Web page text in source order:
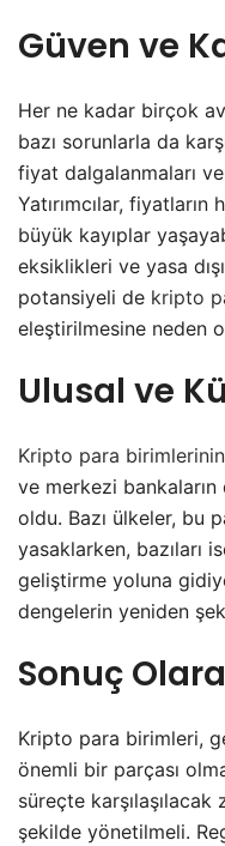
Güven ve
Her ne kadar birçok
bazı sorunlarla da
fiyat dalgalanmaları ve
Yatırımcılar,
büyük kayıplar
eksiklikleri ve yasa
potansiyeli de kripto
eleştirilmesine neden
Ulusal ve
Kripto para birimlerinin
ve merkezi
oldu. Bazı ülkeler, bu
yasaklarken, bazıları
geliştirme yoluna
dengelerin yeniden
Sonuç
Kripto para birimleri,
önemli bir parçası
süreçte
şekilde yönetilmeli.